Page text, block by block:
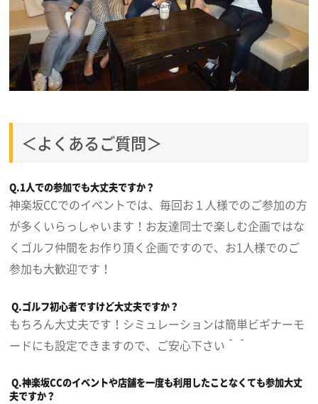
＜よくあるご質問＞
Q.1人での参加でも大丈夫ですか？
神楽坂CCでのイベントでは、毎回お１人様でのご参加の方
が多くいらっしゃいます！お友達同士で楽しむ企画ではな
くゴルフ仲間をお作り頂く企画ですので、お1人様でのご
参加も大歓迎です！
Q.ゴルフ初心者ですけど大丈夫ですか？
もちろん大丈夫です！シミュレーションは簡単ビギナーモ
ードにも設定できますので、ご安心下さい＾＾
Q.神楽坂CCのイベントや店舗を一度も利用したことなくても参加大丈
夫ですか？